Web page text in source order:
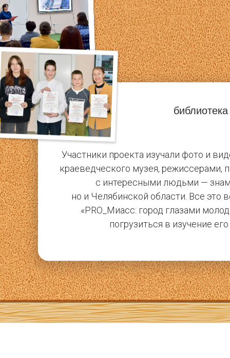
Участники проекта изучали фото и
краеведческого музея, режиссерами,
с интересными людьми —
но и Челябинской области. Все это
«PRO_Миасс: город глазами
погрузиться в изучение